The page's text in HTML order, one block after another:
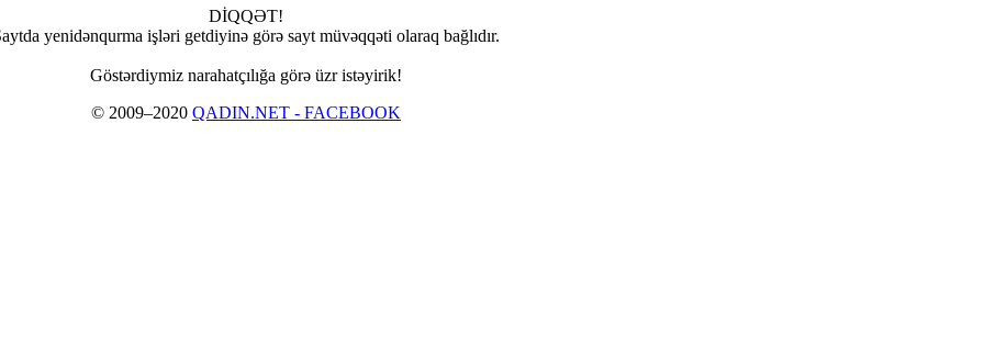
DİQQƏT!
yenidənqurma işləri getdiyinə görə sayt müvəqqəti olaraq bağlıdır.
Göstərdiymiz narahatçılığa görə üzr istəyirik!
© 2009–2020 QADIN.NET - FACEBOOK